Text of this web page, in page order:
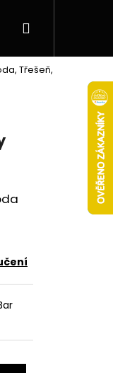
Třešeň,